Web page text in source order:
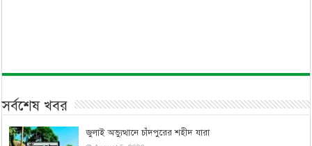
সর্বশেষ খবর
জুলাই অভ্যুত্থানে চাঁদপুরের শহীদ যারা